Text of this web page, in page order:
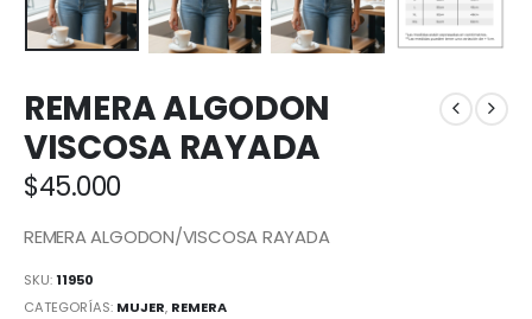
REMERA ALGODON
VISCOSA RAYADA
$45.000
REMERA ALGODON/VISCOSA RAYADA
SKU:11950
CATEGORÍAS: MUJER, REMERA